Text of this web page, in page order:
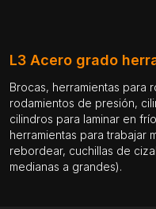
L3 Acero grado
Brocas, herramientas para roscar, fresas, escariadores, placas de corte pequeñas,
rodamientos de presión,
cilindros para laminar en
herramientas para trabajar
rebordear, cuchillas de
medianas a grandes)